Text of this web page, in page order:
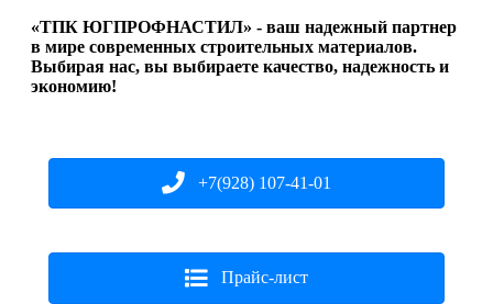
«ТПК ЮГПРОФНАСТИЛ» - ваш надежный партнер
в мире современных строительных материалов.
Выбирая нас, вы выбираете качество, надежность и
экономию!
+7(928) 107-41-01
Прайс-лист